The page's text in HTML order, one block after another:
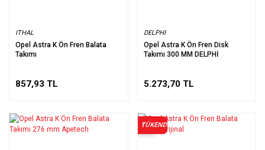
ITHAL
Opel Astra K Ön Fren Balata
Takımı
857,93 TL
DELPHI
Opel Astra K Ön Fren Disk
Takımı 300 MM DELPHİ
5.273,70 TL
TÜKENDİ
%20